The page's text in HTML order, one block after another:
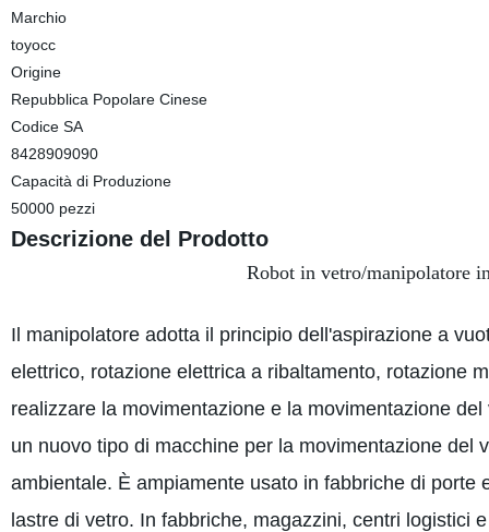
Marchio
toyocc
Origine
Repubblica Popolare Cinese
Codice SA
8428909090
Capacità di Produzione
50000 pezzi
Descrizione del Prodotto
Robot in vetro/manipolatore
Il manipolatore adotta il principio dell'aspirazione a
elettrico, rotazione elettrica a ribaltamento, rotazione
realizzare la movimentazione e la movimentazione
un nuovo tipo di macchine per la movimentazione
ambientale. È ampiamente usato in fabbriche di
lastre di vetro. In fabbriche, magazzini, centri logistici